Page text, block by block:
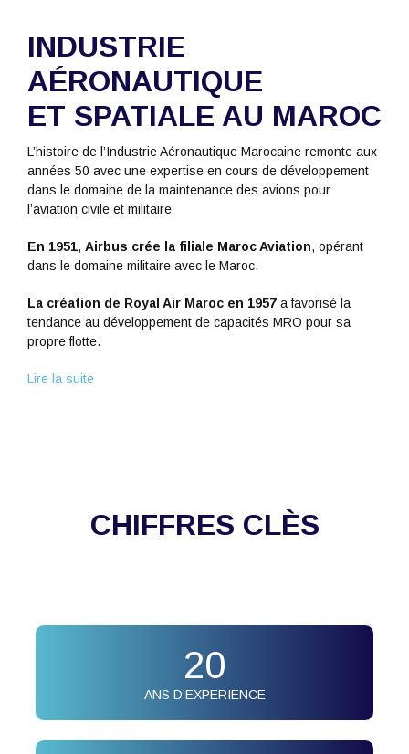
INDUSTRIE
AÉRONAUTIQUE
ET SPATIALE AU MAROC
L’histoire de l’Industrie Aéronautique Marocaine remonte aux
années 50 avec une expertise en cours de développement
dans le domaine de la maintenance des avions pour
l’aviation civile et militaire
En 1951, Airbus crée la filiale Maroc Aviation, opérant
dans le domaine militaire avec le Maroc.
La création de Royal Air Maroc en 1957a favorisé la
tendance au développement de capacités MRO pour sa
propre flotte.
Lire la suite
CHIFFRES CLÈS
20
ANS D’EXPERIENCE